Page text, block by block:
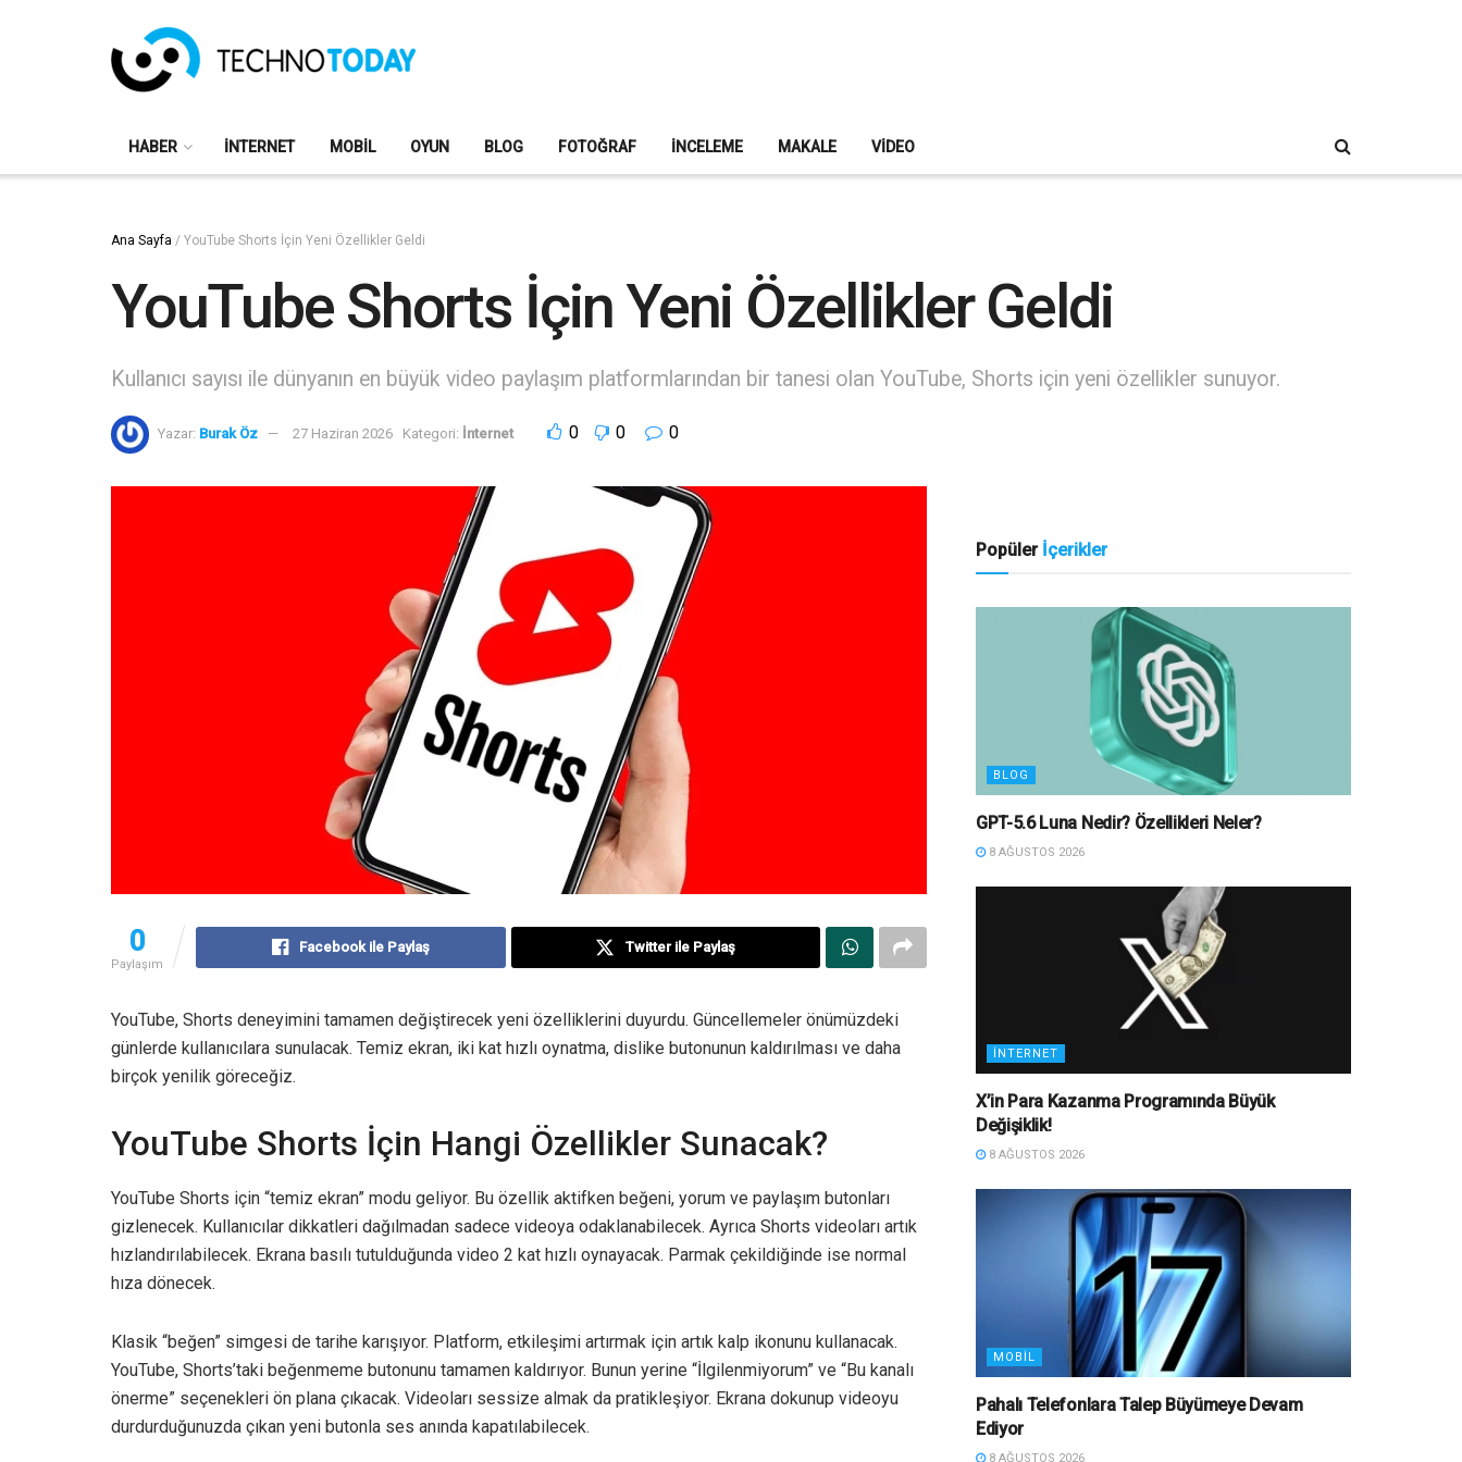
HABER İNTERNET MOBIL OYUN BLOG FOTOĞRAF İNCELEME MAKALE VIDEO
Ana Sayfa / YouTube Shorts İçin Yeni Özellikler Geldi
YouTube Shorts İçin Yeni Özellikler Geldi
Kullanıcı sayısı ile dünyanın en büyük video paylaşım platformlarından bir tanesi olan YouTube, Shorts için yeni özellikler sunuyor.
Yazar: Burak Öz 27 Haziran 2026 Kategori: İnternet 0 0 0
0
Paylaşım
Facebook ile Paylaş Twitter ile Paylaş
YouTube, Shorts deneyimini tamamen değiştirecek yeni özelliklerini duyurdu. Güncellemeler önümüzdeki
günlerde kullanıcılara sunulacak. Temiz ekran, iki kat hızlı oynatma, dislike butonunun kaldırılması ve daha
birçok yenilik göreceğiz.
YouTube Shorts İçin Hangi Özellikler Sunacak?
YouTube Shorts için “temiz ekran” modu geliyor. Bu özellik aktifken beğeni, yorum ve paylaşım butonları
gizlenecek. Kullanıcılar dikkatleri dağılmadan sadece videoya odaklanabilecek. Ayrıca Shorts videoları artık
hızlandırılabilecek. Ekrana basılı tutulduğunda video 2 kat hızlı oynayacak. Parmak çekildiğinde ise normal
hıza dönecek.
Klasik “beğen” simgesi de tarihe karışıyor. Platform, etkileşimi artırmak için artık kalp ikonunu kullanacak.
YouTube, Shorts’taki beğenmeme butonunu tamamen kaldırıyor. Bunun yerine “İlgilenmiyorum” ve “Bu kanalı
önerme” seçenekleri ön plana çıkacak. Videoları sessize almak da pratikleşiyor. Ekrana dokunup videoyu
durdurduğunuzda çıkan yeni butonla ses anında kapatılabilecek.
Popüler İçerikler
BLOG
GPT-5.6 Luna Nedir? Özellikleri Neler?
8 AĞUSTOS 2026
İNTERNET
X’in Para Kazanma Programında Büyük
Değişiklik!
8 AĞUSTOS 2026
MOBIL
Pahalı Telefonlara Talep Büyümeye Devam
Ediyor
8 AĞUSTOS 2026